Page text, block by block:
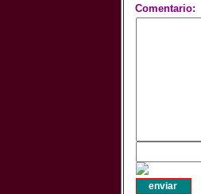
Comentario: